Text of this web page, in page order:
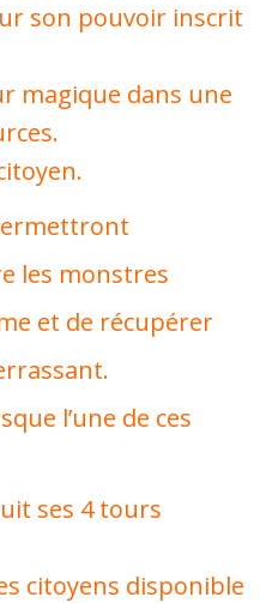
son pouvoir inscrit
magique dans une
les monstres
et de récupérer
l’une de ces
ses 4 tours
citoyens disponible